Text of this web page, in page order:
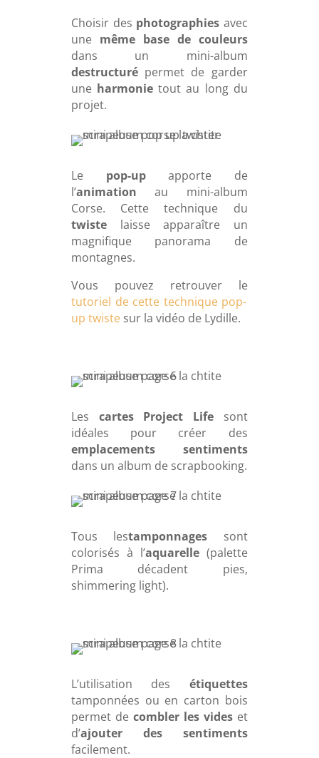
Choisir des photographies avec
une même base de couleurs
dans un mini-album
destructuré permet de garder
une harmonie tout au long du
projet.
Le pop-upapporte de
l’animation au mini-album
Corse. Cette technique du
twiste laisse apparaître un
magnifique panorama de
montagnes.
Vous pouvez retrouver le
tutoriel de cette technique pop-
up twiste sur la vidéo de Lydille.
Les cartes Project Life sont
idéales pour créer des
emplacements sentiments
dans un album de scrapbooking.
Tous lestamponnages sont
colorisés à l’aquarelle(palette
Prima décadent pies,
shimmering light).
L’utilisation des étiquettes
tamponnées ou en carton bois
permet de combler les videset
d’ajouter des sentiments
facilement.